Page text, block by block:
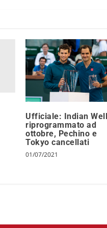
Ufficiale: Indian
riprogrammato ad
ottobre, Pechino e
Tokyo cancellati
01/07/2021